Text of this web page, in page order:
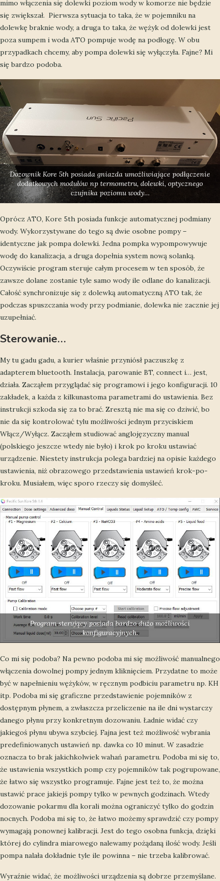
mimo włączenia się dolewki poziom wody w komorze nie będzie
się zwiększał. Pierwsza sytuacja to taka, że w pojemniku na
dolewkę braknie wody, a druga to taka, że wężyk od dolewki jest
poza sumpem i woda ATO pompuje wodę na podłogę. W obu
przypadkach chcemy, aby pompa dolewki się wyłączyła. Fajne? Mi
się bardzo podoba.
Dozownik Kore 5th posiada gniazda umożliwiające podłączenie
dodatkowych modułów np termometru, dolewki, optycznego
czujnika poziomu wody…
Oprócz ATO, Kore 5th posiada funkcje automatycznej podmiany
wody. Wykorzystywane do tego są dwie osobne pompy –
identyczne jak pompa dolewki. Jedna pompka wypompowywuje
wodę do kanalizacja, a druga dopełnia system nową solanką.
Oczywiście program steruje całym procesem w ten sposób, że
zawsze dolane zostanie tyle samo wody ile odlane do kanalizacji.
Całość synchronizuje się z dolewką automatyczną ATO tak, że
podczas spuszczania wody przy podmianie, dolewka nie zacznie jej
uzupełniać.
Sterowanie…
My tu gadu gadu, a kurier właśnie przyniósł paczuszkę z
adapterem bluetooth. Instalacja, parowanie BT, connect i… jest,
działa. Zacząłem przyglądać się programowi i jego konfiguracji. 10
zakładek, a każda z kilkunastoma parametrami do ustawienia. Bez
instrukcji szkoda się za to brać. Zresztą nie ma się co dziwić, bo
nie da się kontrolować tylu możliwości jednym przyciskiem
Włącz/Wyłącz. Zacząłem studiować anglojęzyczny manual
(polskiego jeszcze wtedy nie było) i krok po kroku ustawiać
urządzenie. Niestety instrukcja polega bardziej na opisie każdego
ustawienia, niż obrazowego przedstawienia ustawień krok-po-
kroku. Musiałem, więc sporo rzeczy się domyśleć.
Program sterujący posiada bardzo dużo możliwości
konfiguracyjnych.
Co mi się podoba? Na pewno podoba mi się możliwość manualnego
włączenia dowolnej pompy jednym kliknięciem. Przydatne to może
być w napełnieniu wężyków, w ręcznym podbiciu parametru np. KH
itp. Podoba mi się graficzne przedstawienie pojemników z
dostępnym płynem, a zwłaszcza przeliczenie na ile dni wystarczy
danego płynu przy konkretnym dozowaniu. Ładnie widać czy
jakiegoś płynu ubywa szybciej. Fajna jest też możliwość wybrania
predefiniowanych ustawień np. dawka co 10 minut. W zasadzie
oznacza to brak jakichkolwiek wahań parametru. Podoba mi się to,
że ustawienia wszystkich pomp czy pojemników tak pogrupowane,
że łatwo się wszystko programuje. Fajne jest też to, że można
ustawić prace jakiejś pompy tylko w pewnych godzinach. Wtedy
dozowanie pokarmu dla korali można ograniczyć tylko do godzin
nocnych. Podoba mi się to, że łatwo możemy sprawdzić czy pompy
wymagają ponownej kalibracji. Jest do tego osobna funkcja, dzięki
której do cylindra miarowego nalewamy pożądaną ilość wody. Jeśli
pompa nalała dokładnie tyle ile powinna – nie trzeba kalibrować.
Wyraźnie widać, że możliwości urządzenia są dobrze przemyślane.